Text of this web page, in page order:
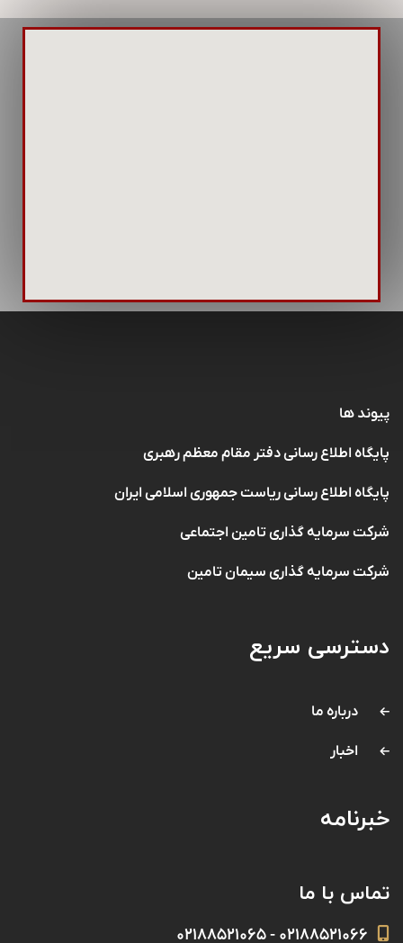
پیوند ها
پایگاه اطلاع رسانی دفتر مقام معظم رهبری
پایگاه اطلاع رسانی ریاست جمهوری اسلامی ایران
شرکت سرمایه گذاری تامین اجتماعی
شرکت سرمایه گذاری سیمان تامین
دسترسی سریع
درباره ما
اخبار
خبرنامه
تماس با ما
۰۲۱۸۸۵۲۱۰۶۶ - ۰۲۱۸۸۵۲۱۰۶۵